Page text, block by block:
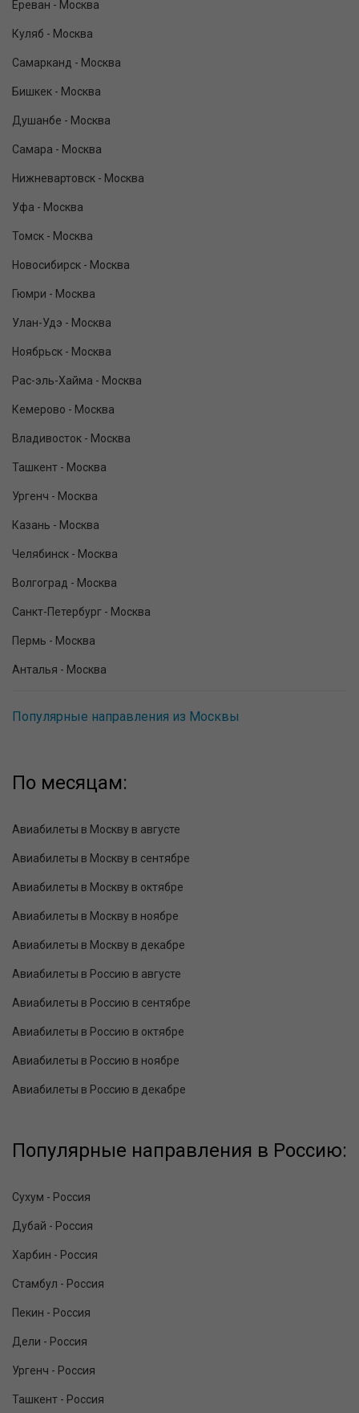
Ереван - Москва
Куляб - Москва
Самарканд - Москва
Бишкек - Москва
Душанбе - Москва
Самара - Москва
Нижневартовск - Москва
Уфа - Москва
Томск - Москва
Новосибирск - Москва
Гюмри - Москва
Улан-Удэ - Москва
Ноябрьск - Москва
Рас-эль-Хайма - Москва
Кемерово - Москва
Владивосток - Москва
Ташкент - Москва
Ургенч - Москва
Казань - Москва
Челябинск - Москва
Волгоград - Москва
Санкт-Петербург - Москва
Пермь - Москва
Анталья - Москва
Популярные направления из Москвы
По месяцам:
Авиабилеты в Москву в августе
Авиабилеты в Москву в сентябре
Авиабилеты в Москву в октябре
Авиабилеты в Москву в ноябре
Авиабилеты в Москву в декабре
Авиабилеты в Россию в августе
Авиабилеты в Россию в сентябре
Авиабилеты в Россию в октябре
Авиабилеты в Россию в ноябре
Авиабилеты в Россию в декабре
Популярные направления в Россию:
Сухум - Россия
Дубай - Россия
Харбин - Россия
Стамбул - Россия
Пекин - Россия
Дели - Россия
Ургенч - Россия
Ташкент - Россия